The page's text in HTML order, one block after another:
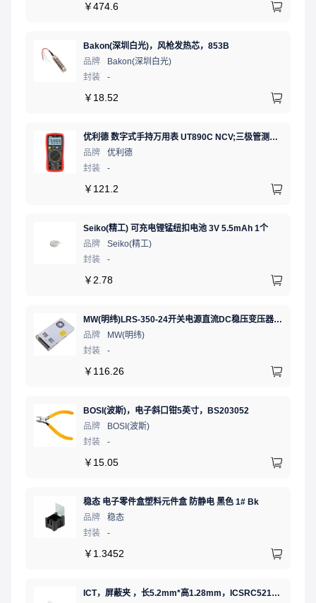
￥474.6
Bakon(深圳白光)，风枪发热芯，853B
品牌
Bakon(深圳白光)
封装
-
￥ 18.52
优利德 数字式手持万用表 UT890C NCV;三极管测试;二极管测试;火线辨别;真有效值;通断测试
品牌
优利德
封装
-
￥ 121.2
Seiko(精工) 可充电锂锰纽扣电池 3V 5.5mAh 1个
品牌
Seiko(精工)
封装
-
￥ 2.78
MW(明纬)LRS-350-24开关电源直流DC稳压变压器监控24V 14.6A
品牌
MW(明纬)
封装
-
￥ 116.26
BOSI(波斯)，电子斜口钳5英寸，BS203052
品牌
BOSI(波斯)
封装
-
￥ 15.05
稳态 电子零件盒塑料元件盒 防静电 黑色 1# Bk
品牌
稳态
封装
-
￥ 1.3452
ICT，屏蔽夹 ，长5.2mm*高1.28mm，ICSRC52128SFR